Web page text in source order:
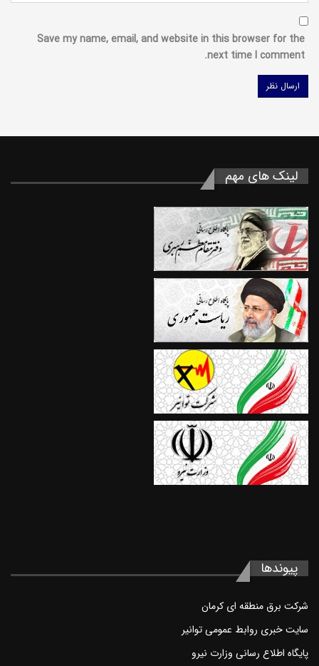
Save my name, email, and website in this browser for the
next time I comment.
لینک های مهم
پیوند‌ها
شرکت برق منطقه ای کرمان
سايت خبری روابط عمومی توانير
پايگاه اطلاع رسانی وزارت نيرو